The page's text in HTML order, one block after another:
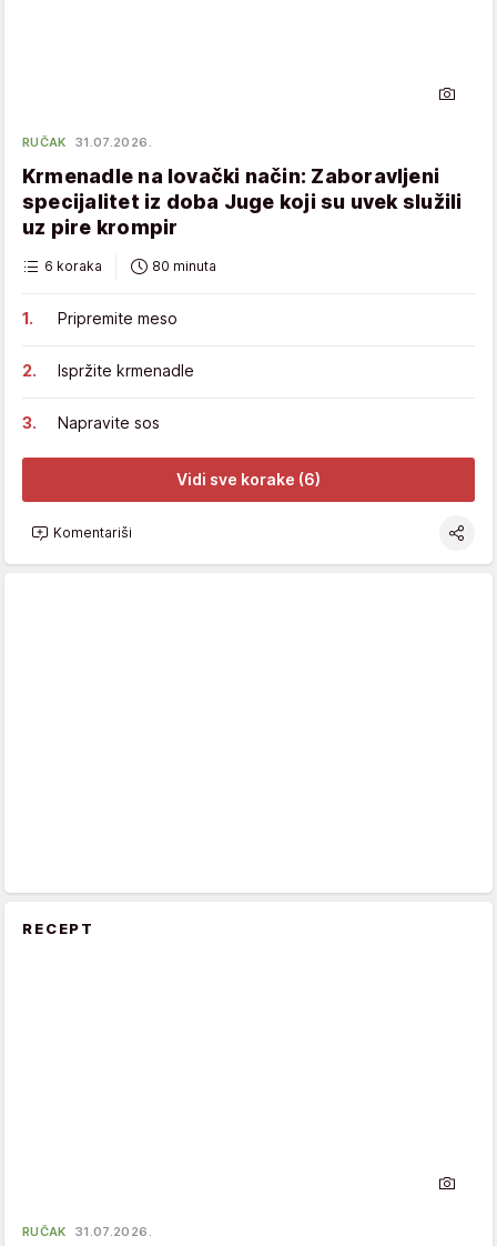
RUČAK 31.07.2026.
Krmenadle na lovački način: Zaboravljeni
specijalitet iz doba Juge koji su uvek služili
uz pire krompir
6 koraka 80 minuta
Pripremite meso
Ispržite krmenadle
Napravite sos
Vidi sve korake (6)
Komentariši
RECEPT
RUČAK 31.07.2026.